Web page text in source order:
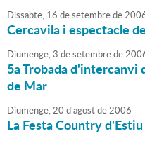
Dissabte, 16 desetembrede
Cercavila i espectacle
Diumenge,3 desetembrede
5a Trobada d'intercanvi
de Mar
Diumenge,20 d'agostde2006
La Festa Country d'Estiu